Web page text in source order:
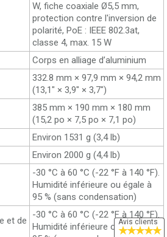
W, fiche coaxiale Ø5,5 mm,
protection contre l'inversion de
polarité, PoE : IEEE 802.3at,
classe 4, max. 15 W
Corps en alliage d’aluminium
332.8 mm × 97,9 mm × 94,2 mm
(13,1" × 3,9" × 3,7")
385 mm × 190 mm × 180 mm
(15,2 po × 7,5 po × 7,1 po)
Environ 1531 g (3,4 lb)
Environ 2000 g (4,4 lb)
-30 °C à 60 °C (-22 °F à 140 °F).
Humidité inférieure ou égale à
95 % (sans condensation)
et de
-30 °C à 60 °C (-22 °F à 140 °F).
Humidité inférieure ou égale à
Avis clients
★★★★★